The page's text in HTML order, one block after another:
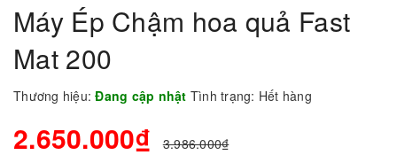
Máy Ép Chậm hoa quả Fast
Mat 200
Thương hiệu: Đang cập nhật Tình trạng: Hết hàng
2.650.000₫ 3.986.000₫